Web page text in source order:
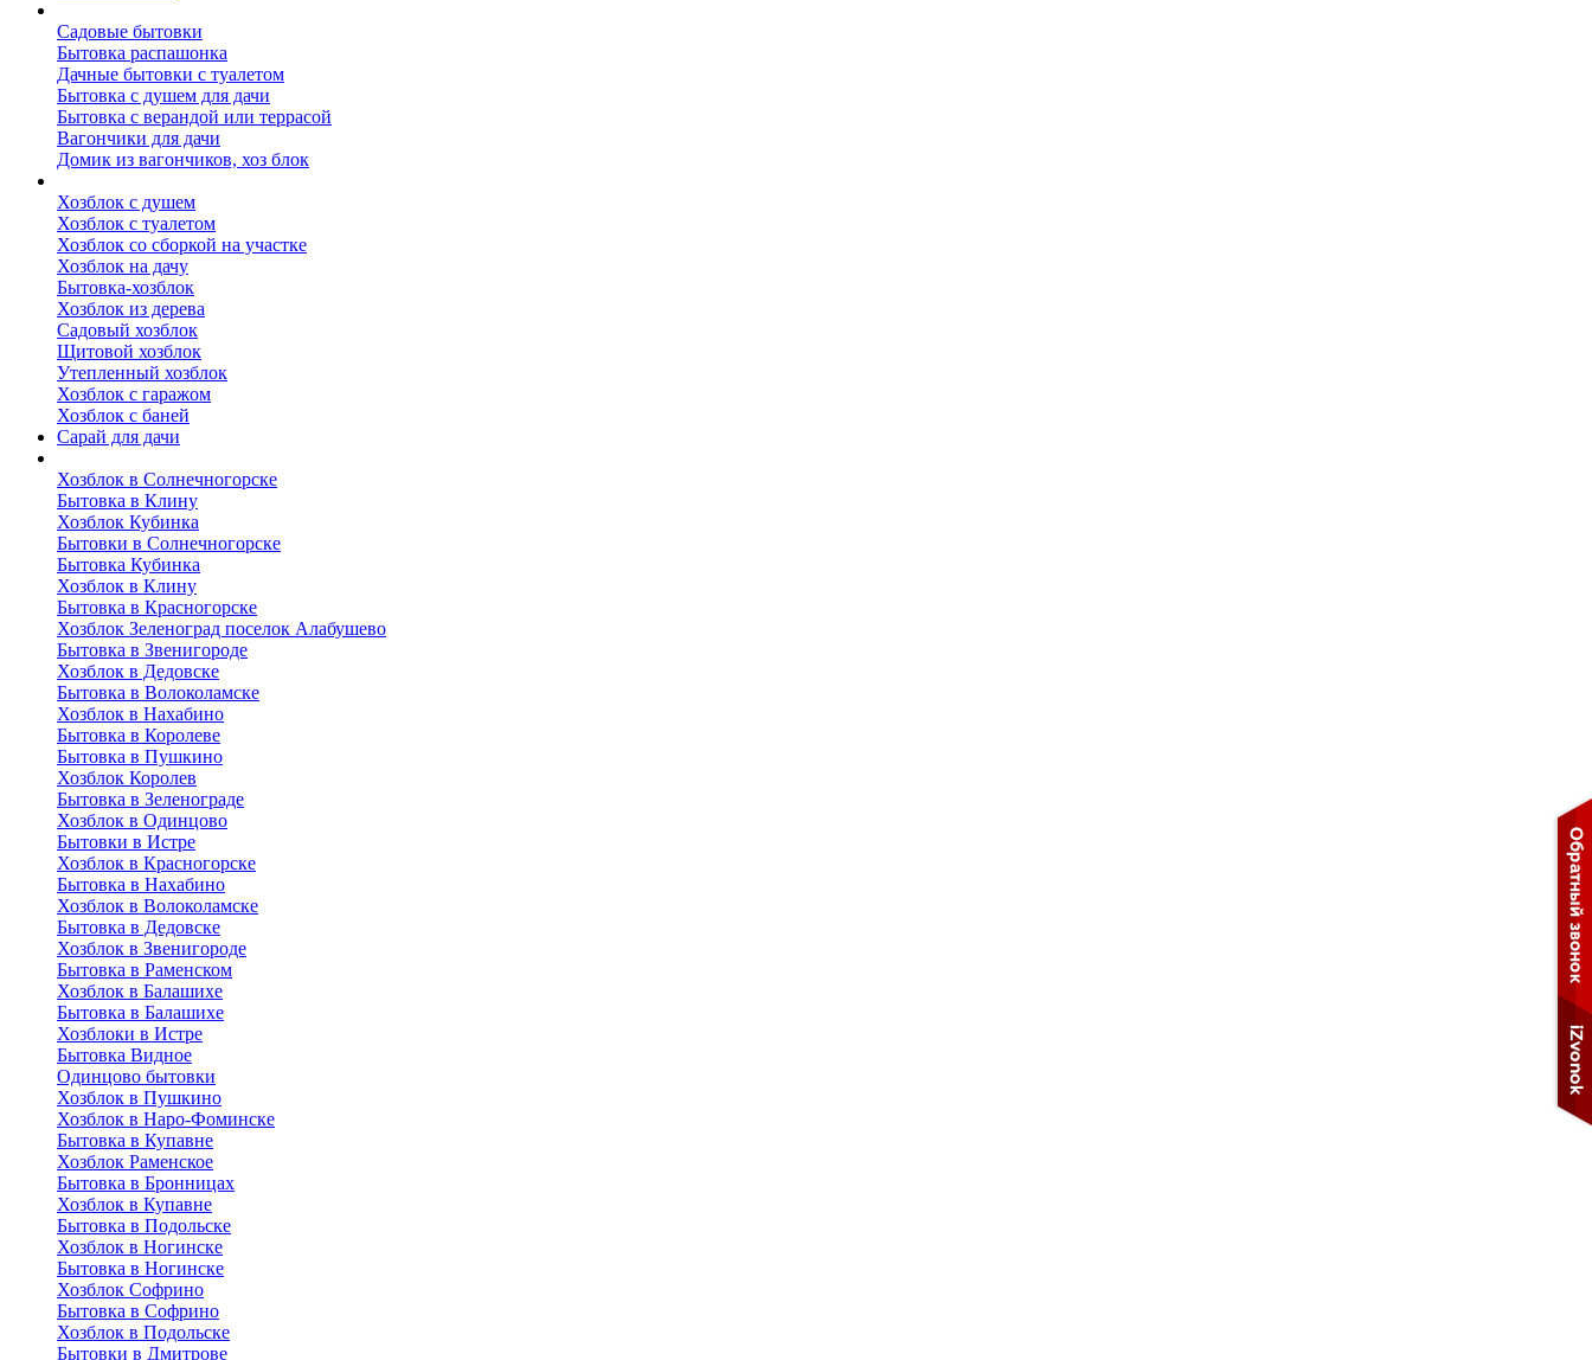
Садовые бытовки
Бытовка распашонка
Дачные бытовки с туалетом
Бытовка с душем для дачи
Бытовка с верандой или террасой
Вагончики для дачи
Домик из вагончиков, хоз блок
Хозблок с душем
Хозблок с туалетом
Хозблок со сборкой на участке
Хозблок на дачу
Бытовка-хозблок
Хозблок из дерева
Садовый хозблок
Щитовой хозблок
Утепленный хозблок
Хозблок с гаражом
Хозблок с баней
Сарай для дачи
Хозблок в Солнечногорске
Бытовка в Клину
Хозблок Кубинка
Бытовки в Солнечногорске
Бытовка Кубинка
Хозблок в Клину
Бытовка в Красногорске
Хозблок Зеленоград поселок Алабушево
Бытовка в Звенигороде
Хозблок в Дедовске
Бытовка в Волоколамске
Хозблок в Нахабино
Бытовка в Королеве
Бытовкa в Пушкино
Хозблок Королев
Бытовка в Зеленограде
Хозблок в Одинцово
Бытовки в Истре
Хозблок в Красногорске
Бытовка в Нахабино
Хозблок в Волоколамске
Бытовкa в Дедовске
Хозблок в Звенигороде
Бытовка в Раменском
Хозблок в Балашихе
Бытовкa в Балашихе
Хозблоки в Истре
Бытовка Видное
Одинцово бытовки
Хозблок в Пушкино
Хозблок в Наро-Фоминске
Бытовка в Купавне
Хозблок Раменское
Бытовка в Бронницах
Хозблок в Купавне
Бытовка в Подольске
Хозблок в Ногинске
Бытовка в Ногинске
Хозблок Софрино
Бытовка в Софрино
Хозблок в Подольске
Бытовки в Дмитрове